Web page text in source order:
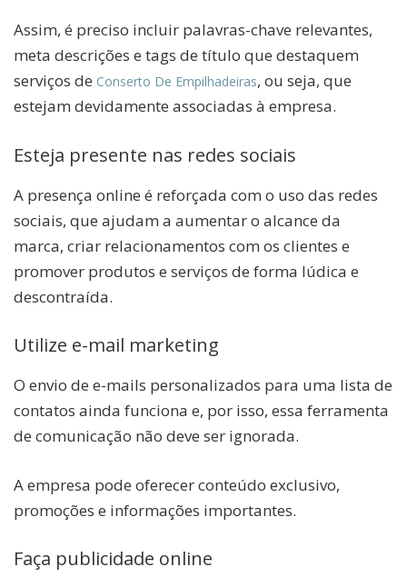
Assim, é preciso incluir palavras-chave relevantes,
meta descrições e tags de título que destaquem
serviços de Conserto De Empilhadeiras, ou seja, que
estejam devidamente associadas à empresa.
Esteja presente nas redes sociais
A presença online é reforçada com o uso das redes
sociais, que ajudam a aumentar o alcance da
marca, criar relacionamentos com os clientes e
promover produtos e serviços de forma lúdica e
descontraída.
Utilize e-mail marketing
O envio de e-mails personalizados para uma lista de
contatos ainda funciona e, por isso, essa ferramenta
de comunicação não deve ser ignorada.
A empresa pode oferecer conteúdo exclusivo,
promoções e informações importantes.
Faça publicidade online